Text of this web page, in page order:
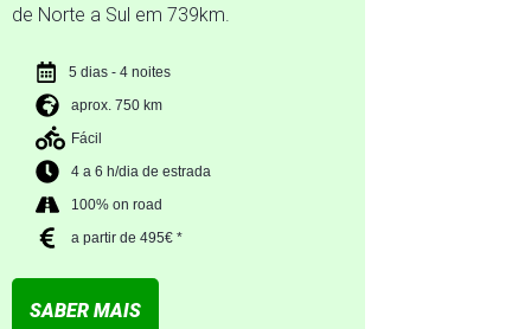
de Norte a Sul em 739km.
5 dias - 4 noites
aprox. 750 km
Fácil
4 a 6 h/dia de estrada
100% on road
a partir de 495€ *
SABER MAIS